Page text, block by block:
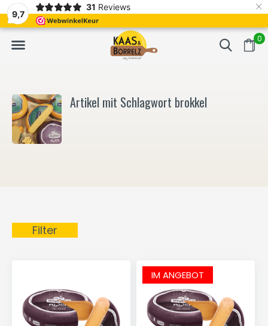
9,7
31 Reviews ×
0
Frisch geschnitten und vakuumverpackt. Meistens Lieferung
Artikel mit Schlagwort brokkel
Filter
IM ANGEBOT